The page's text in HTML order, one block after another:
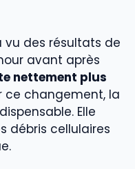
vu des résultats de
avant après
nettement plus
ce changement, la
Elle
débris cellulaires